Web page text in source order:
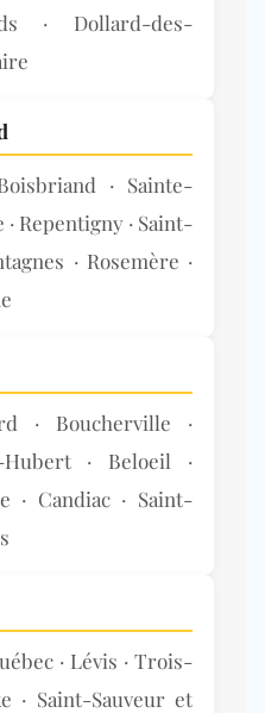
· Dollard-des-
· Sainte-
Repentigny · Saint-
· Rosemère ·
· Boucherville ·
Hubert · Beloeil ·
· Candiac · Saint-
· Lévis · Trois-
· Saint-Sauveur et